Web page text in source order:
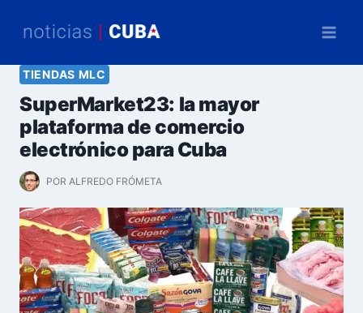
TIENDAS MLC
SuperMarket23: la mayor
plataforma de comercio
electrónico para Cuba
POR ALFREDO FRÓMETA